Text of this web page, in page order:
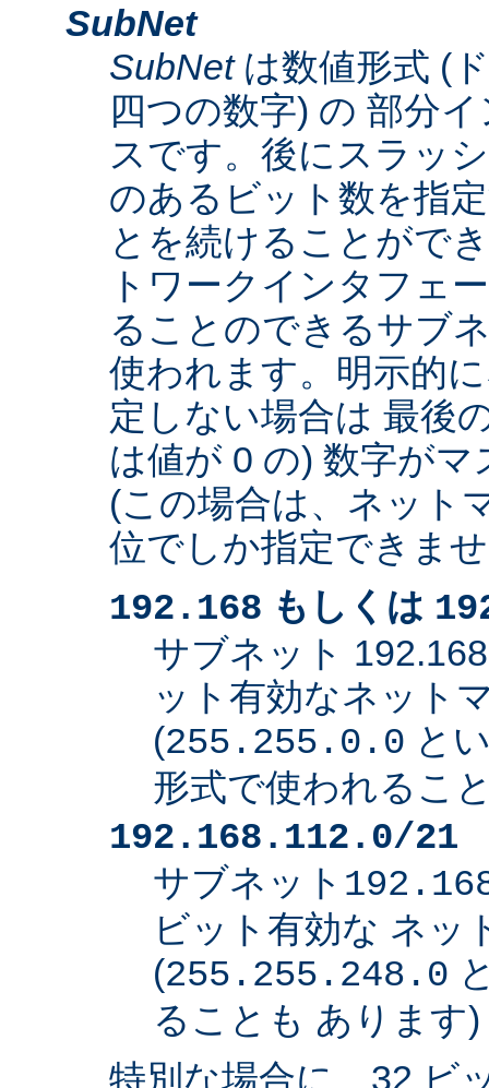
SubNet
SubNetは数値形式 (
四つの数字) の 部分
スです。後にスラッ
のあるビット数を指
とを続けることがで
トワークインタフェ
ることのできるサブ
使われます。明示的
定しない場合は 最後
は値が 0 の) 数字が
(この場合は、ネット
位でしか指定できま
192.168 もしくは
サブネット
ット有効なネット
(255.255.0.0 と
形式で使われるこ
192.168.112.0/21
サブネット
ビット有効な ネッ
(255.255.248.0
ることも あります)
特別な場合に、32 ビ